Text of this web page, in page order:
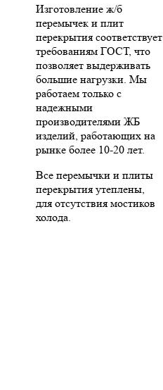
Изготовление ж/б
перемычек и плит
перекрытия соответствует
требованиям ГОСТ, что
позволяет выдерживать
большие нагрузки. Мы
работаем только с
надежными
производителями ЖБ
изделий, работающих на
рынке более 10-20 лет.
Все перемычки и плиты
перекрытия утеплены,
для отсутствия мостиков
холода.